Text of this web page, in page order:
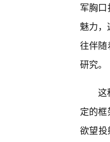
军胸
魅力，
往伴
研究。
这
定的
欲望投